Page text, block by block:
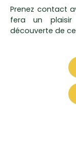
Prenez contact
fera un
découverte de